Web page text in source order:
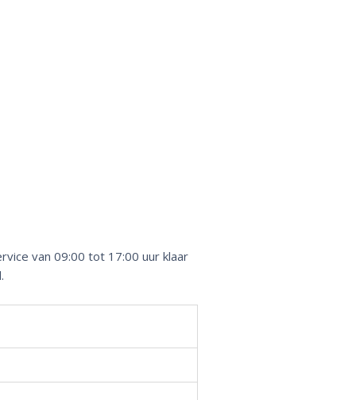
van 09:00 tot 17:00 uur klaar